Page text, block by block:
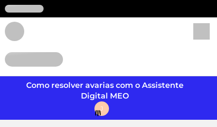
Como resolver avarias com o Assistente
Digital MEO
J